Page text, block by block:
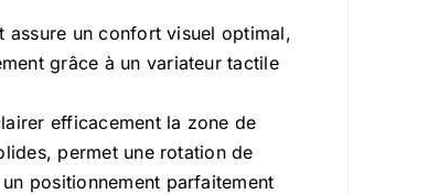
un confort visuel optimal,
grâce à un variateur tactile
efficacement la zone de
permet une rotation de
positionnement parfaitement